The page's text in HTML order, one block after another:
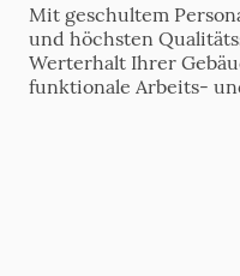
Mit geschultem
und höchsten
Werterhalt Ihrer
funktionale Arbeits-